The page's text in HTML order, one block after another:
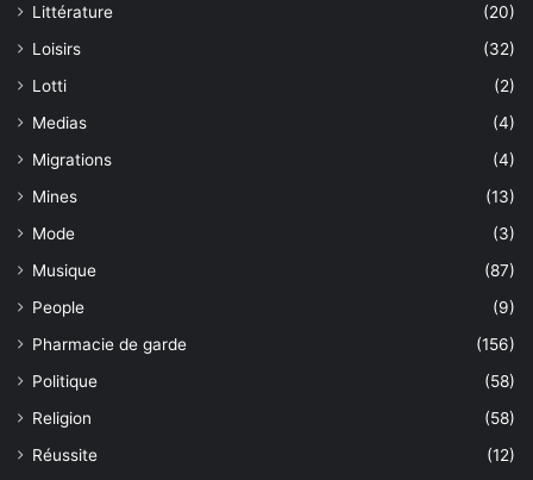
Littérature
(20)
Loisirs
(32)
Lotti
(2)
Medias
(4)
Migrations
(4)
Mines
(13)
Mode
(3)
Musique
(87)
People
(9)
Pharmacie de garde
(156)
Politique
(58)
Religion
(58)
Réussite
(12)